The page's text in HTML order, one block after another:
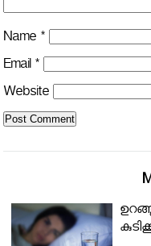
Name *
Email *
Website